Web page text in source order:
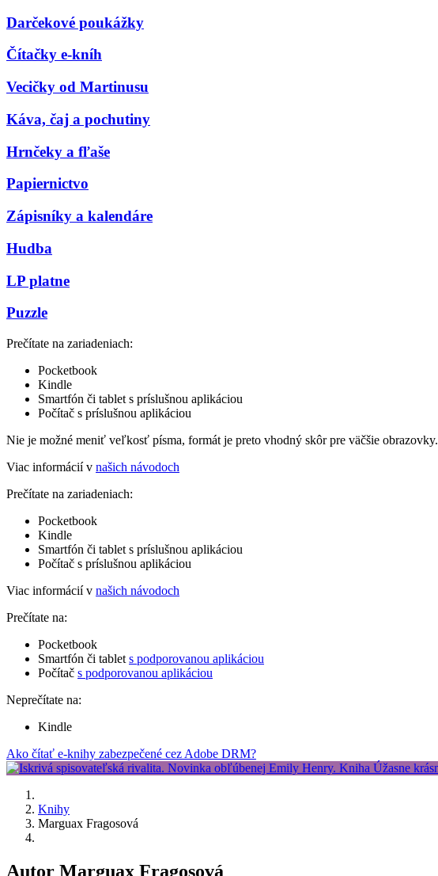
Darčekové poukážky
Čítačky e-kníh
Vecičky od Martinusu
Káva, čaj a pochutiny
Hrnčeky a fľaše
Papiernictvo
Zápisníky a kalendáre
Hudba
LP platne
Puzzle
Prečítate na zariadeniach:
Pocketbook
Kindle
Smartfón či tablet s príslušnou aplikáciou
Počítač s príslušnou aplikáciou
Nie je možné meniť veľkosť písma, formát je preto vhodný skôr pre väčšie obrazovky.
Viac informácií v našich návodoch
Prečítate na zariadeniach:
Pocketbook
Kindle
Smartfón či tablet s príslušnou aplikáciou
Počítač s príslušnou aplikáciou
Viac informácií v našich návodoch
Prečítate na:
Pocketbook
Smartfón či tablet s podporovanou aplikáciou
Počítač s podporovanou aplikáciou
Neprečítate na:
Kindle
Ako čítať e-knihy zabezpečené cez Adobe DRM?
Knihy
Marguax Fragosová
Autor Marguax Fragosová